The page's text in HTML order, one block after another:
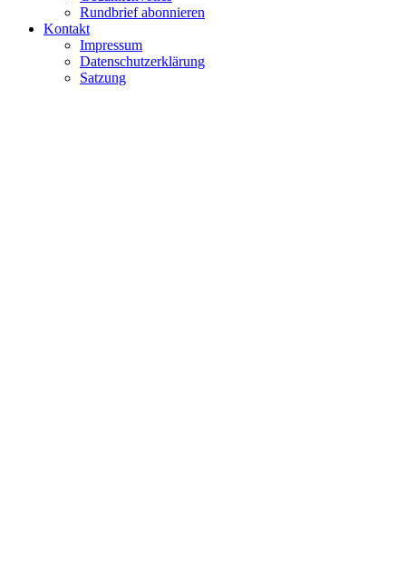
Rundbrief abonnieren
Kontakt
Impressum
Datenschutzerklärung
Satzung